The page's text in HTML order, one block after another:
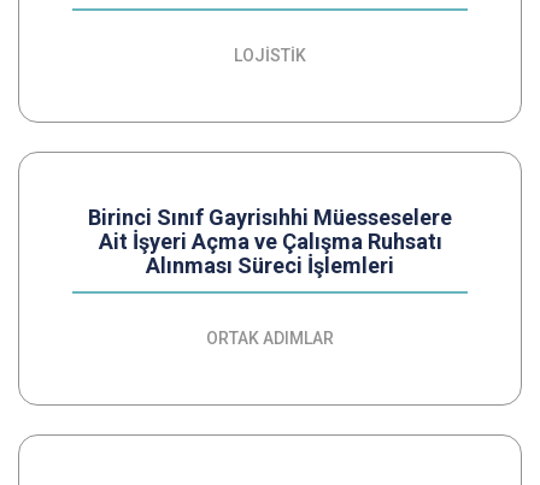
LOJİSTİK
Birinci Sınıf Gayrisıhhi Müesseselere
Ait İşyeri Açma ve Çalışma Ruhsatı
Alınması Süreci İşlemleri
ORTAK ADIMLAR